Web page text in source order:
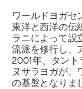
ワールドヨガセ
東洋と西洋の伝
ラニによって設
流派を修行し、
2001年、タン
ヌサラヨガが、
の基盤となりま